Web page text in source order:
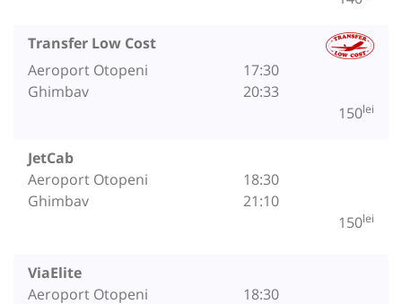
Transfer Low Cost
Aeroport Otopeni
Ghimbav
17:30
20:33
150lei
JetCab
Aeroport Otopeni
Ghimbav
18:30
21:10
150lei
ViaElite
Aeroport Otopeni
18:30